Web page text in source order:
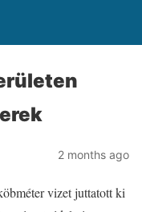
2 months ago
vizet juttatott ki